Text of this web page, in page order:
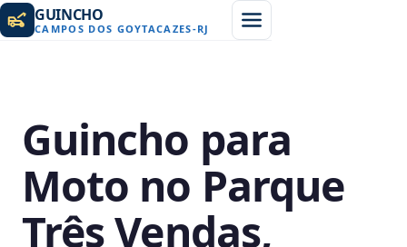
GUINCHO
CAMPOS DOS GOYTACAZES-RJ
Guincho para
Moto no Parque
Três Vendas,